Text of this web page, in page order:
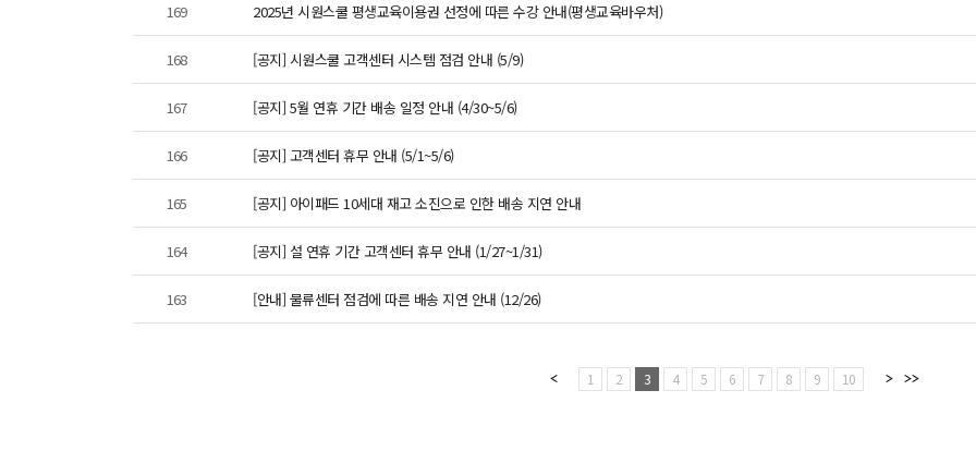
169 2025년 시원스쿨 평생교육이용권 선정에 따른 수강 안내(평생교육바우처)
168 [공지] 시원스쿨 고객센터 시스템 점검 안내 (5/9)
167 [공지] 5월 연휴 기간 배송 일정 안내 (4/30~5/6)
166 [공지] 고객센터 휴무 안내 (5/1~5/6)
165 [공지] 아이패드 10세대 재고 소진으로 인한 배송 지연 안내
164 [공지] 설 연휴 기간 고객센터 휴무 안내 (1/27~1/31)
163 [안내] 물류센터 점검에 따른 배송 지연 안내 (12/26)
1 2 3 4 5 6 7 8 9 10